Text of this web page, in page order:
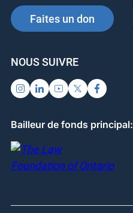
o
k
Faites un don
NOUS SUIVRE
Bailleur de fonds principal: